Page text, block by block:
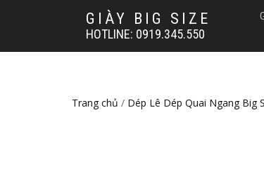
GIÀY BIG SIZE
HOTLINE: 0919.345.550
Trang chủ / Dép Lê Dép Quai Ngang Big